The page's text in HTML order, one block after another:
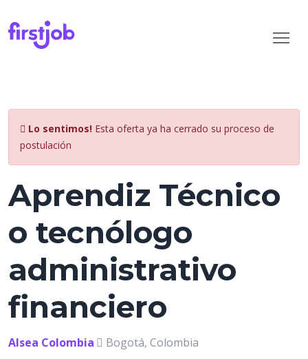
Lo sentimos! Esta oferta ya ha cerrado su proceso de
postulación
Aprendiz Técnico
o tecnólogo
administrativo
financiero
Alsea Colombia Bogotá, Colombia